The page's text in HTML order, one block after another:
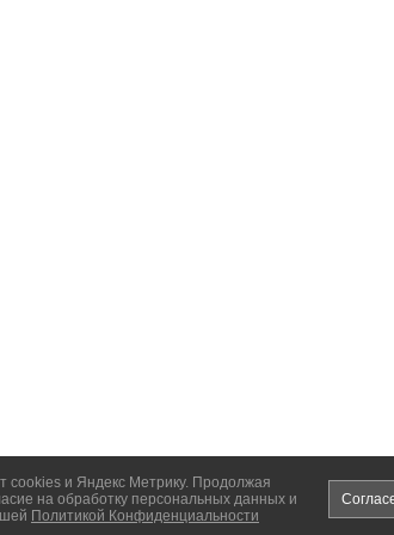
cookies и Яндекс Метрику. Продолжая
на обработку персональных данных и
Политикой Конфиденциальности